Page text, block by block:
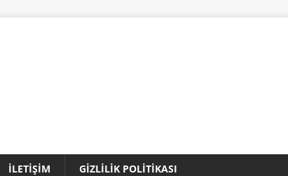
İLETIŞIM GIZLILIK POLITIKASI